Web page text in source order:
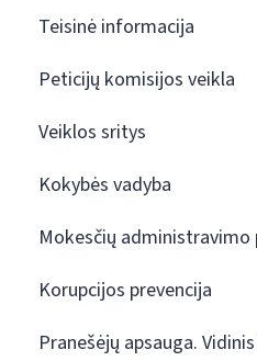
Teisinė informacija
Peticijų komisijos veikla
Veiklos sritys
Kokybės vadyba
Mokesčių administravimo
Korupcijos prevencija
Pranešėjų apsauga.